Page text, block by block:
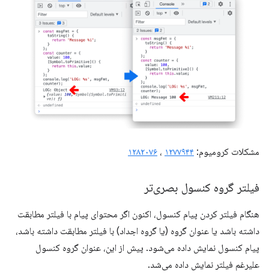
مشکلات کرومیوم: ۱۲۷۷۹۴۴ ، ۱۲۸۲۰۷۶
فیلتر گروه کنسول بصری‌تر
هنگام فیلتر کردن پیام کنسول، اکنون اگر محتوای پیام با فیلتر مطابقت
داشته باشد یا عنوان گروه (یا گروه اجداد) با فیلتر مطابقت داشته باشد،
پیام کنسول نمایش داده می‌شود. پیش از این، عنوان گروه کنسول
علیرغم فیلتر نمایش داده می‌شد.